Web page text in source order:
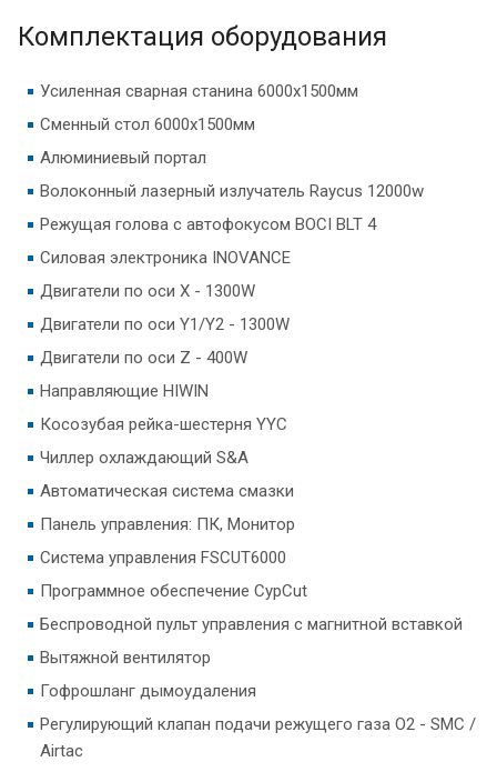
Комплектация оборудования
Усиленная сварная станина 6000х1500мм
Сменный стол 6000х1500мм
Алюминиевый портал
Волоконный лазерный излучатель Raycus 12000w
Режущая голова с автофокусом BOCI BLT 4
Силовая электроника INOVANCE
Двигатели по оси X - 1300W
Двигатели по оси Y1/Y2 - 1300W
Двигатели по оси Z - 400W
Направляющие HIWIN
Косозубая рейка-шестерня YYC
Чиллер охлаждающий S&A
Автоматическая система смазки
Панель управления: ПК, Монитор
Система управления FSCUT6000
Программное обеспечение CypCut
Беспроводной пульт управления с магнитной вставкой
Вытяжной вентилятор
Гофрошланг дымоудаления
Регулирующий клапан подачи режущего газа O2 - SMC /
Airtac